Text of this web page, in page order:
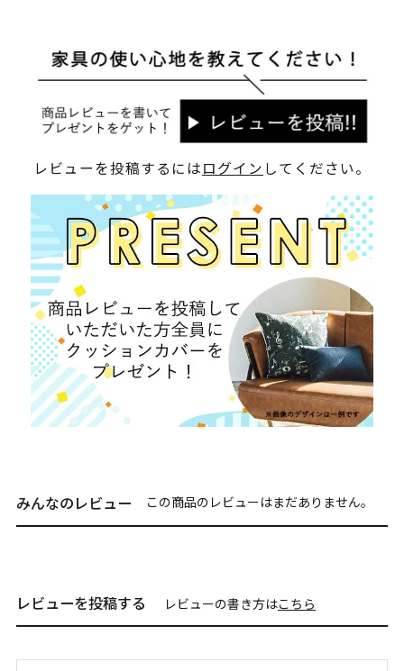
レビューを投稿するにはログイン してください。
みんなのレビュー この商品のレビューはまだありません。
レビューを投稿する レビューの書き方はこちら